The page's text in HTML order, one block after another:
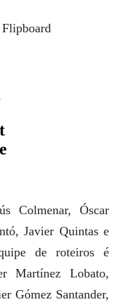
Flipboard
Colmenar, Óscar
Javier Quintas e
de roteiros é
Martínez Lobato,
Gómez Santander,